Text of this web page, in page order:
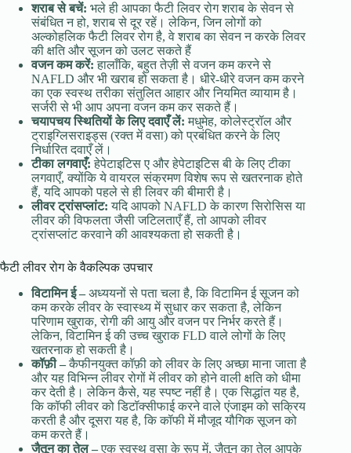
शराब से बचें: भले ही आपका फैटी लिवर रोग शराब के सेवन से
संबंधित न हो, शराब से दूर रहें। लेकिन, जिन लोगों को
अल्कोहलिक फैटी लिवर रोग है, वे शराब का सेवन न करके लिवर
की क्षति और सूजन को उलट सकते हैं
वजन कम करें: हालाँकि, बहुत तेज़ी से वजन कम करने से
NAFLD और भी खराब हो सकता है। धीरे-धीरे वजन कम करने
का एक स्वस्थ तरीका संतुलित आहार और नियमित व्यायाम है।
सर्जरी से भी आप अपना वजन कम कर सकते हैं।
चयापचय स्थितियों के लिए दवाएँ लें: मधुमेह, कोलेस्ट्रॉल और
ट्राइग्लिसराइड्स (रक्त में वसा) को प्रबंधित करने के लिए
निर्धारित दवाएँ लें।
टीका लगवाएँ: हेपेटाइटिस ए और हेपेटाइटिस बी के लिए टीका
लगवाएँ, क्योंकि ये वायरल संक्रमण विशेष रूप से खतरनाक होते
हैं, यदि आपको पहले से ही लिवर की बीमारी है।
लीवर ट्रांसप्लांट: यदि आपको NAFLD के कारण सिरोसिस या
लीवर की विफलता जैसी जटिलताएँ हैं, तो आपको लीवर
ट्रांसप्लांट करवाने की आवश्यकता हो सकती है।
फैटी लीवर रोग के वैकल्पिक उपचार
विटामिन ई – अध्ययनों से पता चला है, कि विटामिन ई सूजन को
कम करके लीवर के स्वास्थ्य में सुधार कर सकता है, लेकिन
परिणाम खुराक, रोगी की आयु और वजन पर निर्भर करते हैं।
लेकिन, विटामिन ई की उच्च खुराक FLD वाले लोगों के लिए
खतरनाक हो सकती है।
कॉफ़ी –कैफीनयुक्त कॉफ़ी को लीवर के लिए अच्छा माना जाता है
और यह विभिन्न लीवर रोगों में लीवर को होने वाली क्षति को धीमा
कर देती है। लेकिन कैसे, यह स्पष्ट नहीं है। एक सिद्धांत यह है,
कि कॉफी लीवर को डिटॉक्सीफाई करने वाले एंजाइम को सक्रिय
करती है और दूसरा यह है, कि कॉफी में मौजूद यौगिक सूजन को
कम करते हैं।
जैतून का तेल –एक स्वस्थ वसा के रूप में, जैतून का तेल आपके